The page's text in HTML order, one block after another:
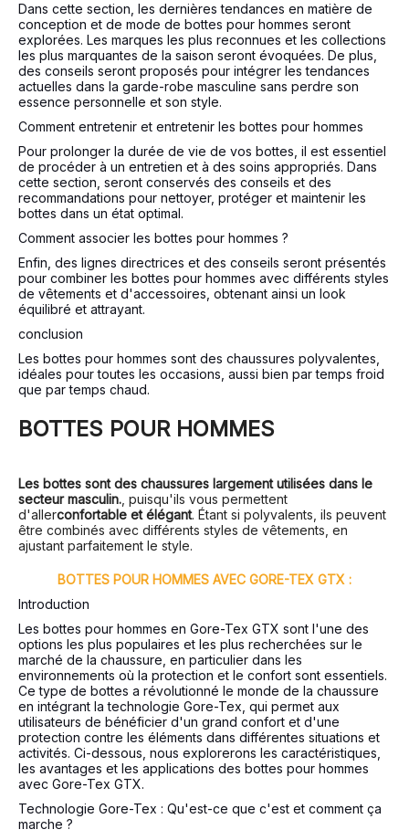
Dans cette section, les dernières tendances en matière de
conception et de mode de bottes pour hommes seront
explorées. Les marques les plus reconnues et les collections
les plus marquantes de la saison seront évoquées. De plus,
des conseils seront proposés pour intégrer les tendances
actuelles dans la garde-robe masculine sans perdre son
essence personnelle et son style.
Comment entretenir et entretenir les bottes pour hommes
Pour prolonger la durée de vie de vos bottes, il est essentiel
de procéder à un entretien et à des soins appropriés. Dans
cette section, seront conservés des conseils et des
recommandations pour nettoyer, protéger et maintenir les
bottes dans un état optimal.
Comment associer les bottes pour hommes ?
Enfin, des lignes directrices et des conseils seront présentés
pour combiner les bottes pour hommes avec différents styles
de vêtements et d'accessoires, obtenant ainsi un look
équilibré et attrayant.
conclusion
Les bottes pour hommes sont des chaussures polyvalentes,
idéales pour toutes les occasions, aussi bien par temps froid
que par temps chaud.
BOTTES POUR HOMMES
Les bottes sont des chaussures largement utilisées dans le
secteur masculin., puisqu'ils vous permettent
d'allerconfortable et élégant. Étant si polyvalents, ils peuvent
être combinés avec différents styles de vêtements, en
ajustant parfaitement le style.
BOTTES POUR HOMMES AVEC GORE-TEX GTX :
Introduction
Les bottes pour hommes en Gore-Tex GTX sont l'une des
options les plus populaires et les plus recherchées sur le
marché de la chaussure, en particulier dans les
environnements où la protection et le confort sont essentiels.
Ce type de bottes a révolutionné le monde de la chaussure
en intégrant la technologie Gore-Tex, qui permet aux
utilisateurs de bénéficier d'un grand confort et d'une
protection contre les éléments dans différentes situations et
activités. Ci-dessous, nous explorerons les caractéristiques,
les avantages et les applications des bottes pour hommes
avec Gore-Tex GTX.
Technologie Gore-Tex : Qu'est-ce que c'est et comment ça
marche ?